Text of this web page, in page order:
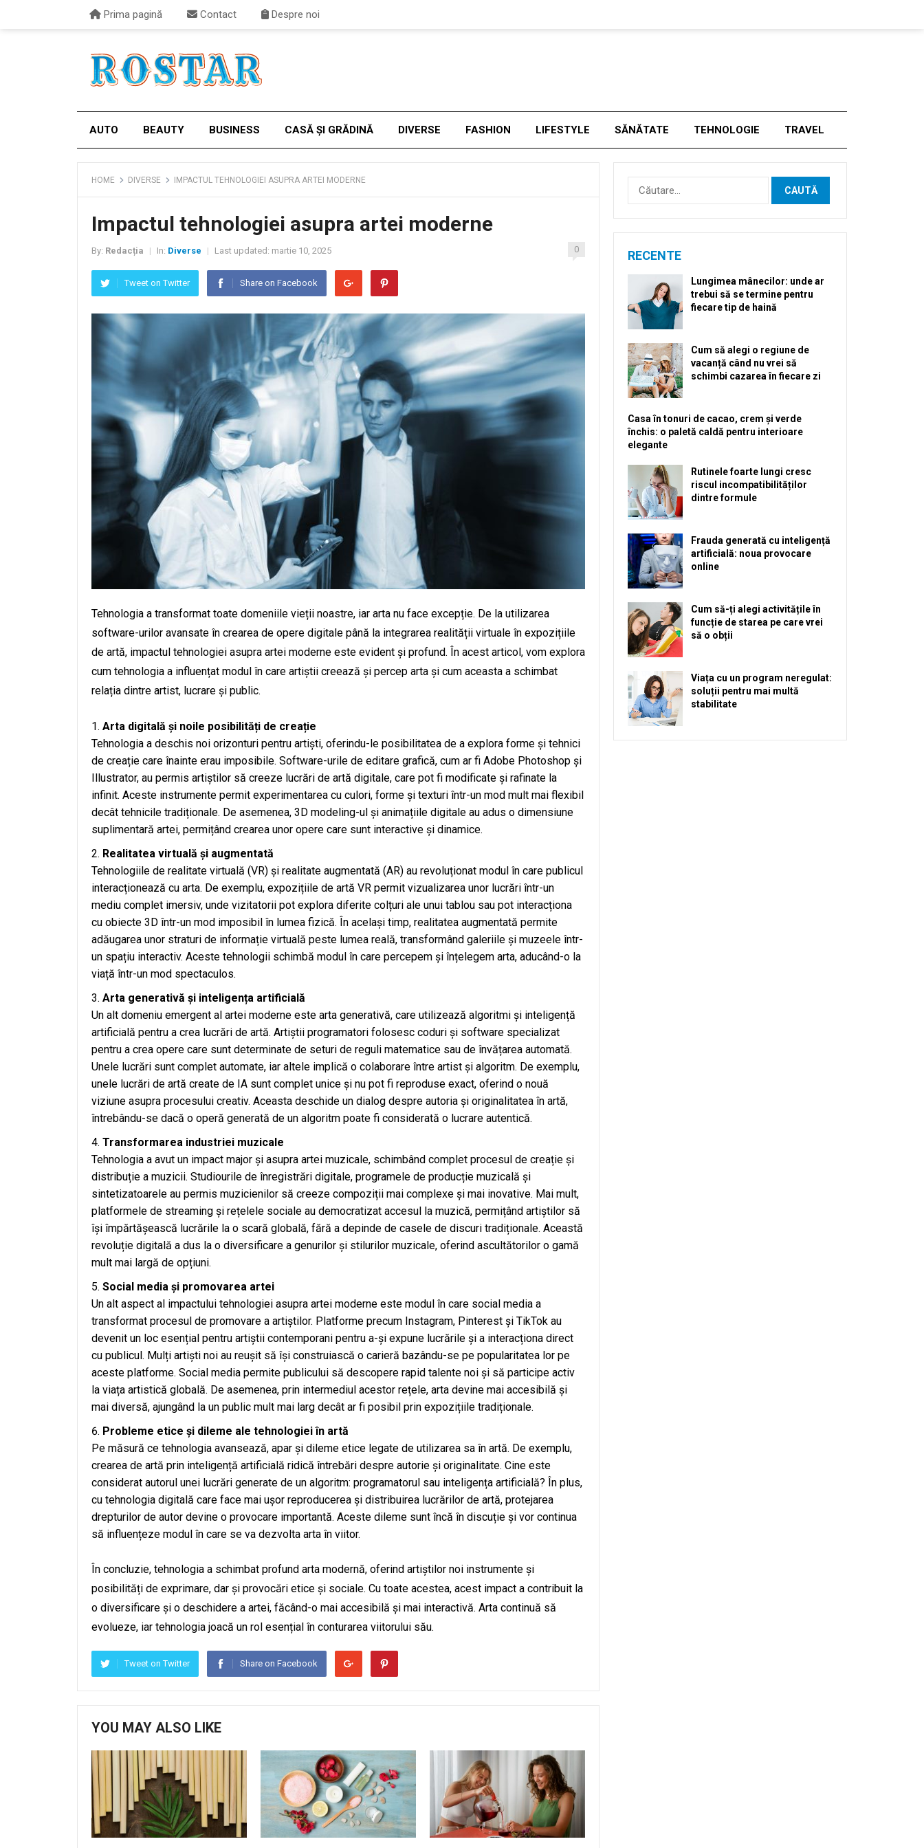
Prima pagină Contact Despre noi
AUTO BEAUTY BUSINESS CASĂ ȘI GRĂDINĂ DIVERSE FASHION LIFESTYLE SĂNĂTATE TEHNOLOGIE TRAVEL
HOME DIVERSE IMPACTUL TEHNOLOGIEI ASUPRA ARTEI MODERNE
Impactul tehnologiei asupra artei moderne
By: Redacția In: Diverse Last updated: martie 10, 2025 0
Tweet on Twitter Share on Facebook
Tehnologia a transformat toate domeniile vieții noastre, iar arta nu face excepție. De la utilizarea
software-urilor avansate în crearea de opere digitale până la integrarea realității virtuale în expozițiile
de artă, impactul tehnologiei asupra artei moderne este evident și profund. În acest articol, vom explora
cum tehnologia a influențat modul în care artiștii creează și percep arta și cum aceasta a schimbat
relația dintre artist, lucrare și public.
Arta digitală și noile posibilități de creație
Tehnologia a deschis noi orizonturi pentru artiști, oferindu-le posibilitatea de a explora forme și tehnici
de creație care înainte erau imposibile. Software-urile de editare grafică, cum ar fi Adobe Photoshop și
Illustrator, au permis artiștilor să creeze lucrări de artă digitale, care pot fi modificate și rafinate la
infinit. Aceste instrumente permit experimentarea cu culori, forme și texturi într-un mod mult mai flexibil
decât tehnicile tradiționale. De asemenea, 3D modeling-ul și animațiile digitale au adus o dimensiune
suplimentară artei, permițând crearea unor opere care sunt interactive și dinamice.
Realitatea virtuală și augmentată
Tehnologiile de realitate virtuală (VR) și realitate augmentată (AR) au revoluționat modul în care publicul
interacționează cu arta. De exemplu, expozițiile de artă VR permit vizualizarea unor lucrări într-un
mediu complet imersiv, unde vizitatorii pot explora diferite colțuri ale unui tablou sau pot interacționa
cu obiecte 3D într-un mod imposibil în lumea fizică. În același timp, realitatea augmentată permite
adăugarea unor straturi de informație virtuală peste lumea reală, transformând galeriile și muzeele într-
un spațiu interactiv. Aceste tehnologii schimbă modul în care percepem și înțelegem arta, aducând-o la
viață într-un mod spectaculos.
Arta generativă și inteligența artificială
Un alt domeniu emergent al artei moderne este arta generativă, care utilizează algoritmi și inteligență
artificială pentru a crea lucrări de artă. Artiștii programatori folosesc coduri și software specializat
pentru a crea opere care sunt determinate de seturi de reguli matematice sau de învățarea automată.
Unele lucrări sunt complet automate, iar altele implică o colaborare între artist și algoritm. De exemplu,
unele lucrări de artă create de IA sunt complet unice și nu pot fi reproduse exact, oferind o nouă
viziune asupra procesului creativ. Aceasta deschide un dialog despre autoria și originalitatea în artă,
întrebându-se dacă o operă generată de un algoritm poate fi considerată o lucrare autentică.
Transformarea industriei muzicale
Tehnologia a avut un impact major și asupra artei muzicale, schimbând complet procesul de creație și
distribuție a muzicii. Studiourile de înregistrări digitale, programele de producție muzicală și
sintetizatoarele au permis muzicienilor să creeze compoziții mai complexe și mai inovative. Mai mult,
platformele de streaming și rețelele sociale au democratizat accesul la muzică, permițând artiștilor să
își împărtășească lucrările la o scară globală, fără a depinde de casele de discuri tradiționale. Această
revoluție digitală a dus la o diversificare a genurilor și stilurilor muzicale, oferind ascultătorilor o gamă
mult mai largă de opțiuni.
Social media și promovarea artei
Un alt aspect al impactului tehnologiei asupra artei moderne este modul în care social media a
transformat procesul de promovare a artiștilor. Platforme precum Instagram, Pinterest și TikTok au
devenit un loc esențial pentru artiștii contemporani pentru a-și expune lucrările și a interacționa direct
cu publicul. Mulți artiști noi au reușit să își construiască o carieră bazându-se pe popularitatea lor pe
aceste platforme. Social media permite publicului să descopere rapid talente noi și să participe activ
la viața artistică globală. De asemenea, prin intermediul acestor rețele, arta devine mai accesibilă și
mai diversă, ajungând la un public mult mai larg decât ar fi posibil prin expozițiile tradiționale.
Probleme etice și dileme ale tehnologiei în artă
Pe măsură ce tehnologia avansează, apar și dileme etice legate de utilizarea sa în artă. De exemplu,
crearea de artă prin inteligență artificială ridică întrebări despre autorie și originalitate. Cine este
considerat autorul unei lucrări generate de un algoritm: programatorul sau inteligența artificială? În plus,
cu tehnologia digitală care face mai ușor reproducerea și distribuirea lucrărilor de artă, protejarea
drepturilor de autor devine o provocare importantă. Aceste dileme sunt încă în discuție și vor continua
să influențeze modul în care se va dezvolta arta în viitor.
În concluzie, tehnologia a schimbat profund arta modernă, oferind artiștilor noi instrumente și
posibilități de exprimare, dar și provocări etice și sociale. Cu toate acestea, acest impact a contribuit la
o diversificare și o deschidere a artei, făcând-o mai accesibilă și mai interactivă. Arta continuă să
evolueze, iar tehnologia joacă un rol esențial în conturarea viitorului său.
Tweet on Twitter Share on Facebook
YOU MAY ALSO LIKE
Caută
după:
RECENTE
Lungimea mânecilor: unde ar
trebui să se termine pentru
fiecare tip de haină
Cum să alegi o regiune de
vacanță când nu vrei să
schimbi cazarea în fiecare zi
Casa în tonuri de cacao, crem și verde
închis: o paletă caldă pentru interioare
elegante
Rutinele foarte lungi cresc
riscul incompatibilităților
dintre formule
Frauda generată cu inteligență
artificială: noua provocare
online
Cum să-ți alegi activitățile în
funcție de starea pe care vrei
să o obții
Viața cu un program neregulat:
soluții pentru mai multă
stabilitate